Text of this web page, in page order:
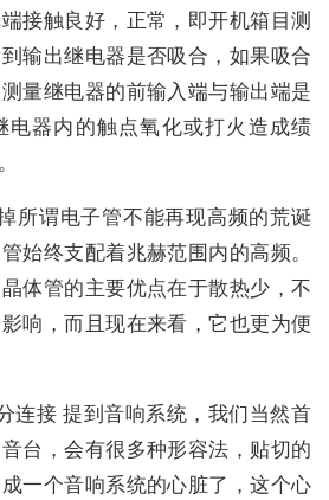
接触良好，正常，即开机箱目测
输出继电器是否吸合，如果吸合
量继电器的前输入端与输出端是
电器内的触点氧化或打火造成绩
所谓电子管不能再现高频的荒诞
始终支配着兆赫范围内的高频。
体管的主要优点在于散热少，不
响，而且现在来看，它也更为便
连接 提到音响系统，我们当然首
台，会有很多种形容法，贴切的
一个音响系统的心脏了，这个心